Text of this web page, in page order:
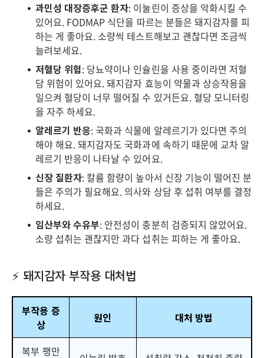
과민성 대장증후군 환자: 이눌린이 증상을 악화시킬 수
있어요. FODMAP 식단을 따르는 분들은 돼지감자를 피
하는 게 좋아요. 소량씩 테스트해보고 괜찮다면 조금씩
늘려보세요.
저혈당 위험: 당뇨약이나 인슐린을 사용 중이라면 저혈
당 위험이 있어요. 돼지감자 효능이 약물과 상승작용을
일으켜 혈당이 너무 떨어질 수 있거든요. 혈당 모니터링
을 자주 하세요.
알레르기 반응: 국화과 식물에 알레르기가 있다면 주의
해야 해요. 돼지감자도 국화과에 속하기 때문에 교차 알
레르기 반응이 나타날 수 있어요.
신장 질환자: 칼륨 함량이 높아서 신장 기능이 떨어진 분
들은 주의가 필요해요. 의사와 상담 후 섭취 여부를 결정
하세요.
임산부와 수유부: 안전성이 충분히 검증되지 않았어요.
소량 섭취는 괜찮지만 과다 섭취는 피하는 게 좋아요.
⚡ 돼지감자 부작용 대처법
부작용 증
상
원인 대처 방법
복부 팽만